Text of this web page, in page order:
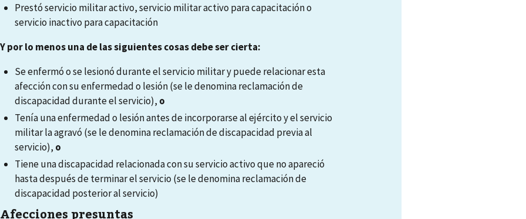
Prestó servicio militar activo, servicio militar activo para capacitación o
servicio inactivo para capacitación
Y por lo menos una de las siguientes cosas debe ser cierta:
Se enfermó o se lesionó durante el servicio militar y puede relacionar esta
afección con su enfermedad o lesión (se le denomina reclamación de
discapacidad durante el servicio), o
Tenía una enfermedad o lesión antes de incorporarse al ejército y el servicio
militar la agravó (se le denomina reclamación de discapacidad previa al
servicio), o
Tiene una discapacidad relacionada con su servicio activo que no apareció
hasta después de terminar el servicio (se le denomina reclamación de
discapacidad posterior al servicio)
Afecciones presuntas